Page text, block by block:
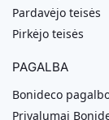
Pardavėjo teisės
Pirkėjo teisės
PAGALBA
Bonideco
Privalumai